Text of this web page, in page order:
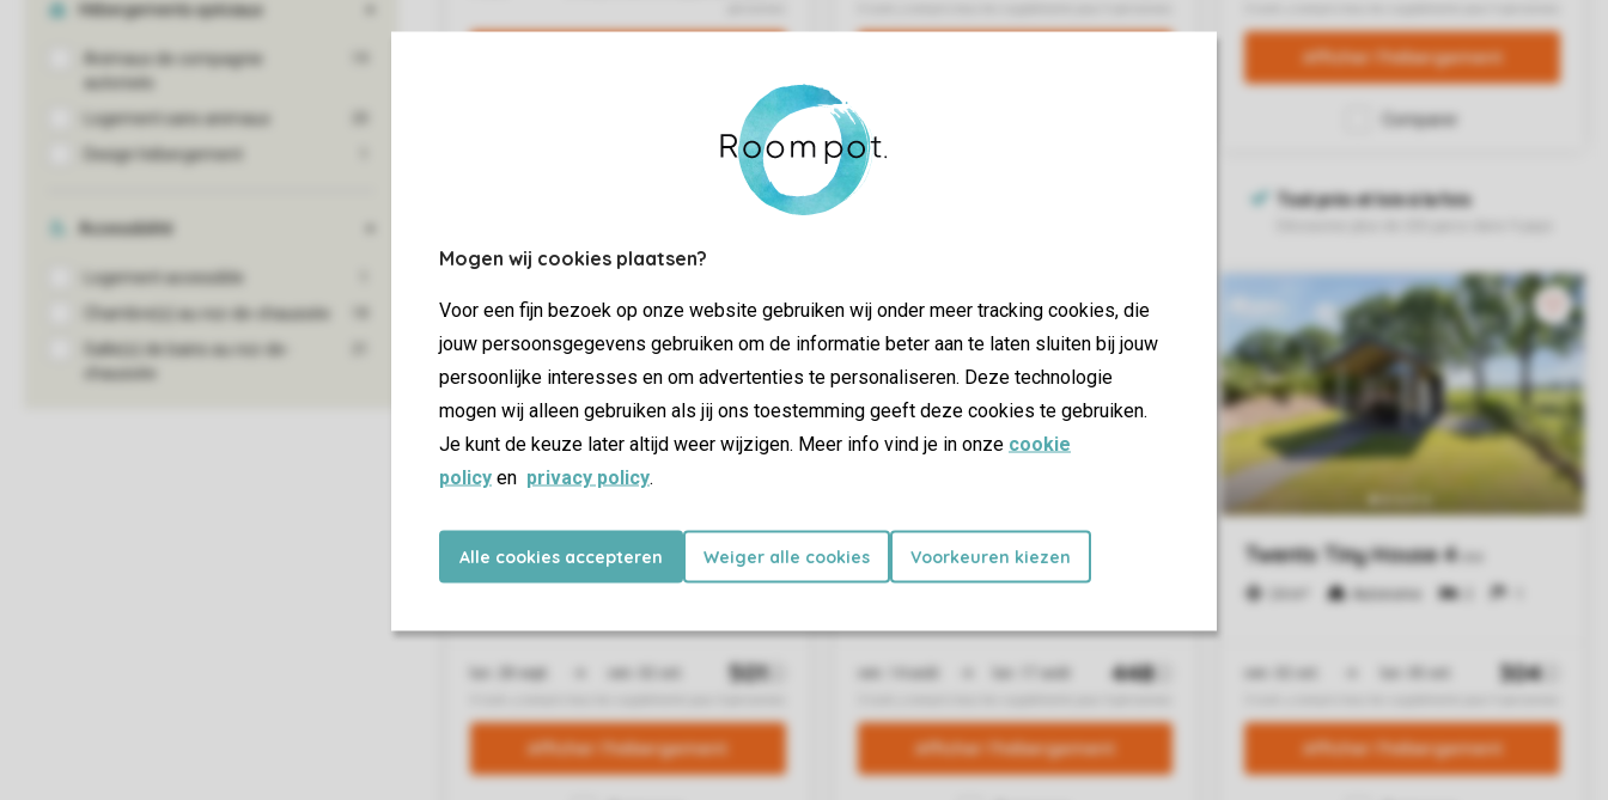
Mogen wij cookies plaatsen?
Voor een fijn bezoek op onze website gebruiken wij onder meer tracking cookies, die
jouw persoonsgegevens gebruiken om de informatie beter aan te laten sluiten bij jouw
persoonlijke interesses en om advertenties te personaliseren. Deze technologie
mogen wij alleen gebruiken als jij ons toestemming geeft deze cookies te gebruiken.
Je kunt de keuze later altijd weer wijzigen. Meer info vind je in onze cookie
policy en privacy policy.
Alle cookies accepteren Weiger alle cookies Voorkeuren kiezen